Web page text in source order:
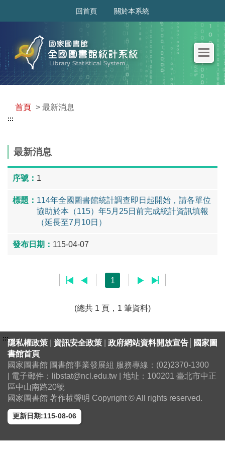
回首頁 關於本系統
首頁 > 最新消息
:::
最新消息
1
114年全國圖書館統計調查即日起開始，請各單位
協助於本（115）年5月25日前完成統計資訊填報
（延長至7月10日）
115-04-07
1
(總共 1 頁，1 筆資料)
:::隱私權政策 資訊安全政策 政府網站資料開放宣告
國家圖
書館首頁
國家圖書館 圖書館事業發展組 服務專線：(02)2370-1300
| 電子郵件：libstat@ncl.edu.tw | 地址：100201 臺北市中正
區中山南路20號
國家圖書館 著作權聲明 Copyright © All rights reserved.
更新日期:115-08-06